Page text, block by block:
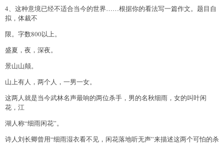
4、这种意境已经不适合当今的世界……根据你的看法写一篇作文。题目自
拟，体裁不
限。字数800以上。
盛夏，夜，深夜。
景山山颠。
山上有人，两个人，一男一女。
这两人就是当今武林名声最响的两位杀手，男的名秋细雨，女的叫叶闲
花，江
湖人称“细雨闲花”。
诗人刘长卿曾用“细雨湿衣看不见，闲花落地听无声”来描述这两个可怕的杀